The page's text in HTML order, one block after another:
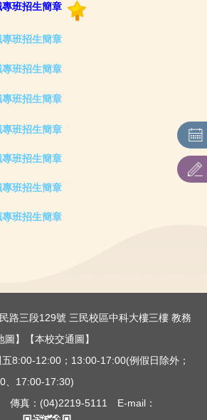
規劃
專班招生簡章
專班招生簡章
專班招生簡章
專班招生簡章
專班招生簡章
專班招生簡章
專班招生簡章
專班招生簡章
路三段129號 三民校區中科大樓三樓 教務
圖】
【本校交通圖】
8:00-12:00；13:00-17:00(例假日除外；
、17:00-17:30)
傳真：(04)2219-5111 E-mail：